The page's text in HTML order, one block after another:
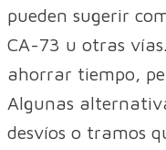
pueden sugerir
CA-73 u otras
ahorrar tiempo,
Algunas
desvíos o tramos